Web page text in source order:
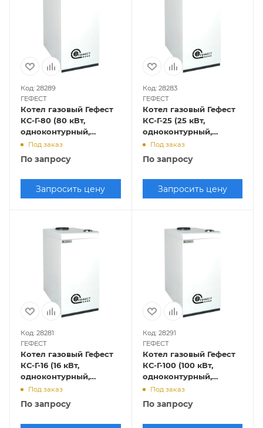
Код: 28289
ГЕФЕСТ
Котел газовый Гефест
КС-Г-80 (80 кВт,
одноконтурный,
открытая камера
Под заказ
По запросу
Запросить цену
Код: 28283
ГЕФЕСТ
Котел газовый Гефест
КС-Г-25 (25 кВт,
одноконтурный,
открытая камера
Под заказ
По запросу
Запросить цену
Код: 28281
ГЕФЕСТ
Котел газовый Гефест
КС-Г-16 (16 кВт,
одноконтурный,
открытая камера
сгорания)
Под заказ
По запросу
Код: 28291
ГЕФЕСТ
Котел газовый Гефест
КС-Г-100 (100 кВт,
одноконтурный,
открытая камера
сгорания)
Под заказ
По запросу